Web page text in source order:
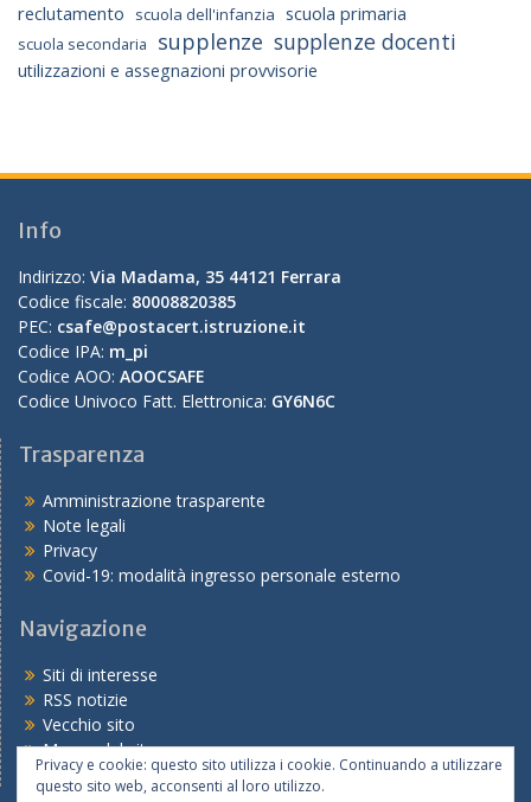
reclutamento scuola dell'infanzia scuola primaria
scuola secondaria supplenze supplenze docenti
utilizzazioni e assegnazioni provvisorie
Info
Indirizzo: Via Madama, 35 44121 Ferrara
Codice fiscale: 80008820385
PEC: csafe@postacert.istruzione.it
Codice IPA: m_pi
Codice AOO: AOOCSAFE
Codice Univoco Fatt. Elettronica: GY6N6C
Trasparenza
Amministrazione trasparente
Note legali
Privacy
Covid-19: modalità ingresso personale esterno
Navigazione
Siti di interesse
RSS notizie
Vecchio sito
Mappa del sito
Privacy e cookie: questo sito utilizza i cookie. Continuando a utilizzare
questo sito web, acconsenti al loro utilizzo.